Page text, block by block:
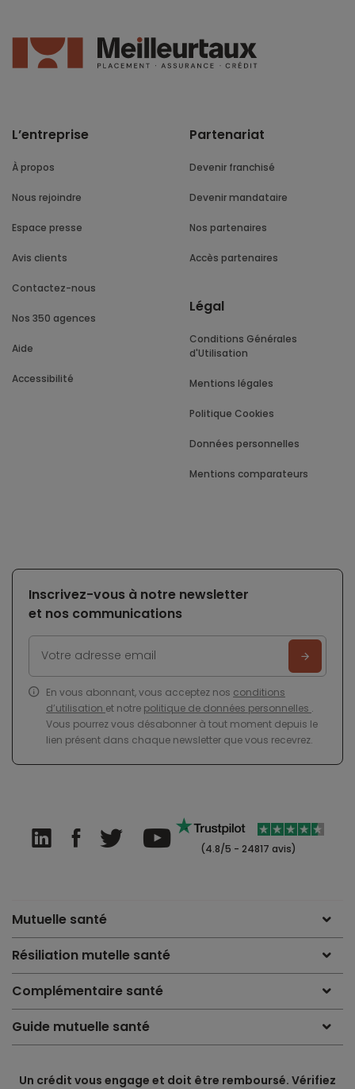
L’entreprise
À propos
Nous rejoindre
Espace presse
Avis clients
Contactez-nous
Nos 350 agences
Aide
Accessibilité
Partenariat
Devenir franchisé
Devenir mandataire
Nos partenaires
Accès partenaires
Légal
Conditions Générales
d'Utilisation
Mentions légales
Politique Cookies
Données personnelles
Mentions comparateurs
Inscrivez-vous à notre newsletter
et nos communications
En vous abonnant, vous acceptez nos conditions
d’utilisation et notre politique de données personnelles .
Vous pourrez vous désabonner à tout moment depuis le
lien présent dans chaque newsletter que vous recevrez.
(4.8/5 - 24817 avis)
Mutuelle santé
Résiliation mutelle santé
Complémentaire santé
Guide mutuelle santé
Un crédit vous engage et doit être remboursé. Vérifiez